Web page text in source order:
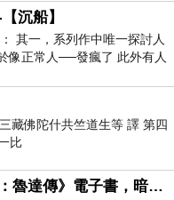
沉船】
其一，系列作中唯一探討人
像正常人──發瘋了 此外有人
《地心
佛陀什共竺道生等 譯 第四
比
沈默《超能水滸：魯達傳》電子書，暗黑宇宙新章，一一五年八月璀璨上架！